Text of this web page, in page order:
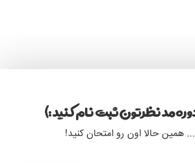
مد نظرتون ثبت نام کنید :)
... همین حالا اون رو امتحان کنید!